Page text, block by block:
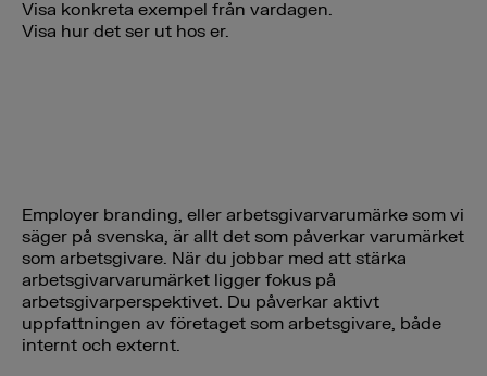
Visa konkreta exempel från vardagen.
Visa hur det ser ut hos er.
Employer branding, eller arbetsgivarvarumärke som vi
säger på svenska, är allt det som påverkar varumärket
som arbetsgivare. När du jobbar med att stärka
arbetsgivarvarumärket ligger fokus på
arbetsgivarperspektivet. Du påverkar aktivt
uppfattningen av företaget som arbetsgivare, både
internt och externt.